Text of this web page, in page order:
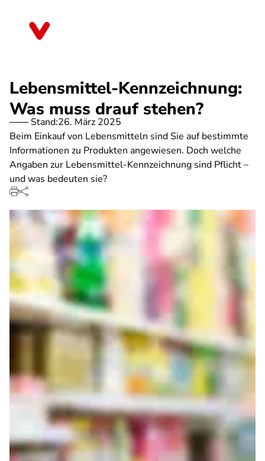
Lebensmittel-Kennzeichnung:
Was muss drauf stehen?
Stand:26. März 2025
Beim Einkauf von Lebensmitteln sind Sie auf bestimmte
Informationen zu Produkten angewiesen. Doch welche
Angaben zur Lebensmittel-Kennzeichnung sind Pflicht –
und was bedeuten sie?